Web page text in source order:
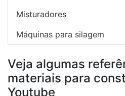
Misturadores
Máquinas para silagem
Veja algumas
materiais para
Youtube